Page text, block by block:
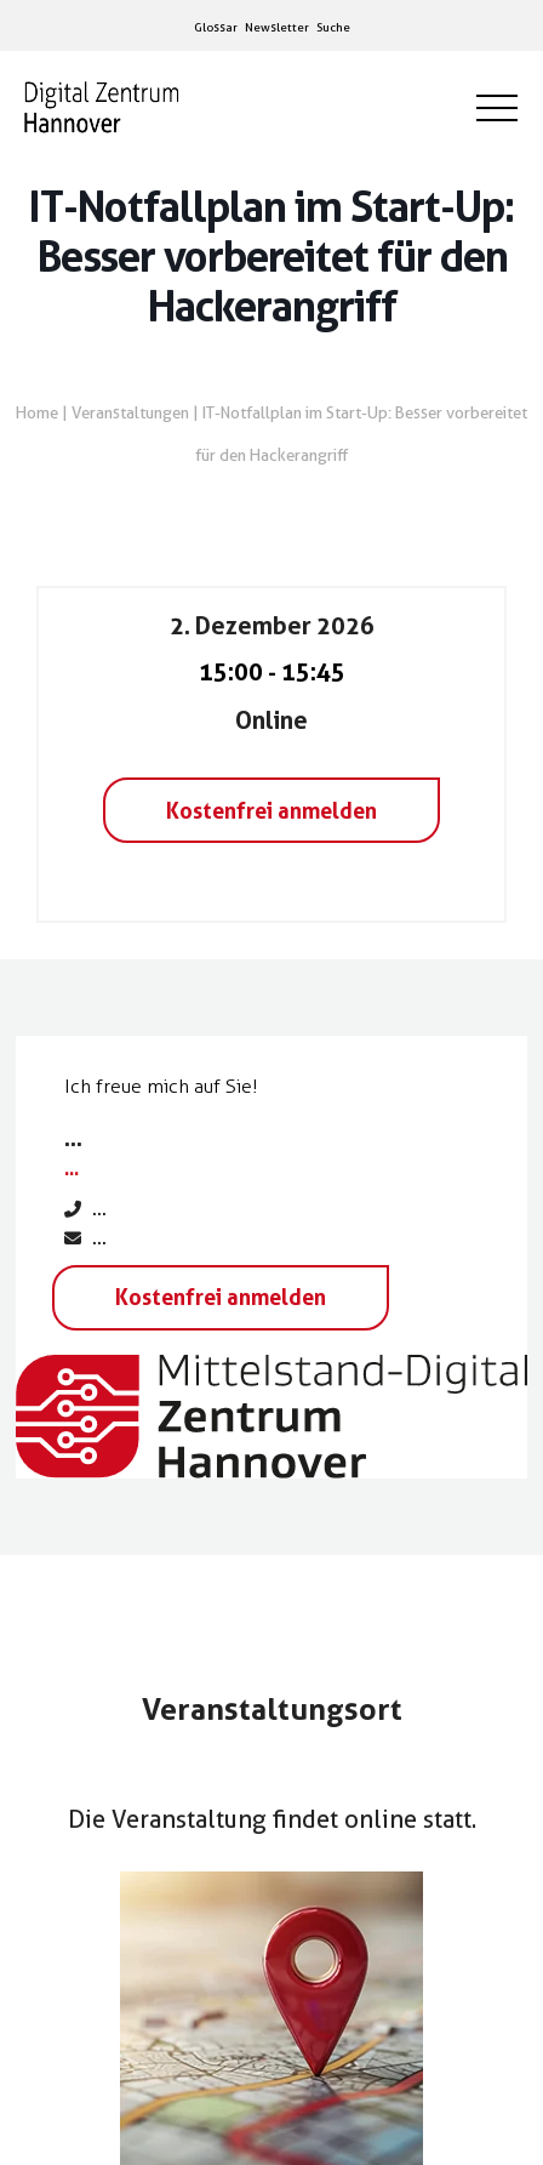
Glossar Newsletter Suche
IT-Notfallplan im Start-Up:
Besser vorbereitet für den
Hackerangriff
Home | Veranstaltungen | IT-Notfallplan im Start-Up: Besser vorbereitet
für den Hackerangriff
2. Dezember 2026
15:00 - 15:45
Online
Kostenfrei anmelden
Ich freue mich auf Sie!
...
...
...
...
Kostenfrei anmelden
Veranstaltungsort
Die Veranstaltung findet online statt.